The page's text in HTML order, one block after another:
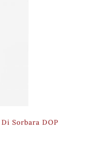
Sorbara DOP